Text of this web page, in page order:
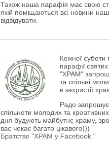
Також наша парафія має свою
якій поміщаються всі новини
відвідувати.
Кожної суботи
парафії
"ХРАМ"
та спільні
в захристії
Радо
спільноти молодих та
дня будують майбутнє храму,
вас чекає багато цікавого)))
Братство "ХРАМ у Facebook "